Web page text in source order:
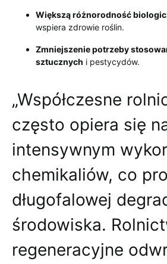
Większą różnorodność
wspiera zdrowie roślin.
Zmniejszenie potrzeby
sztucznych i pestycydów.
„Współczesne
często opiera się
intensywnym
chemikaliów, co
długofalowej
środowiska.
regeneracyjne